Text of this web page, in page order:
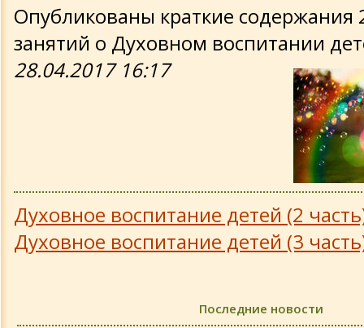
Опубликованы краткие содержания
занятий о Духовном воспитании
28.04.2017 16:17
Духовное воспитание детей (2
Духовное воспитание детей (3
Последние новости
Об авторе
Творчество
Выступления
Стихотворения разных лет
Высказывания и Афоризмы